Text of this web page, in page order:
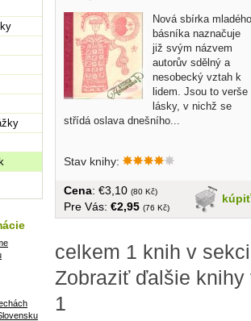
Nová sbírka mladého
básníka naznačuje
již svým názvem
autorův sdělný a
nesobecký vztah k
lidem. Jsou to verše
lásky, v nichž se
střídá oslava dnešního...
Stav knihy:
kúpiť
Cena: €3,10 (80 Kč)
Pre Vás: €2,95 (76 Kč)
celkem 1 knih v
Zobraziť ďalšie
1